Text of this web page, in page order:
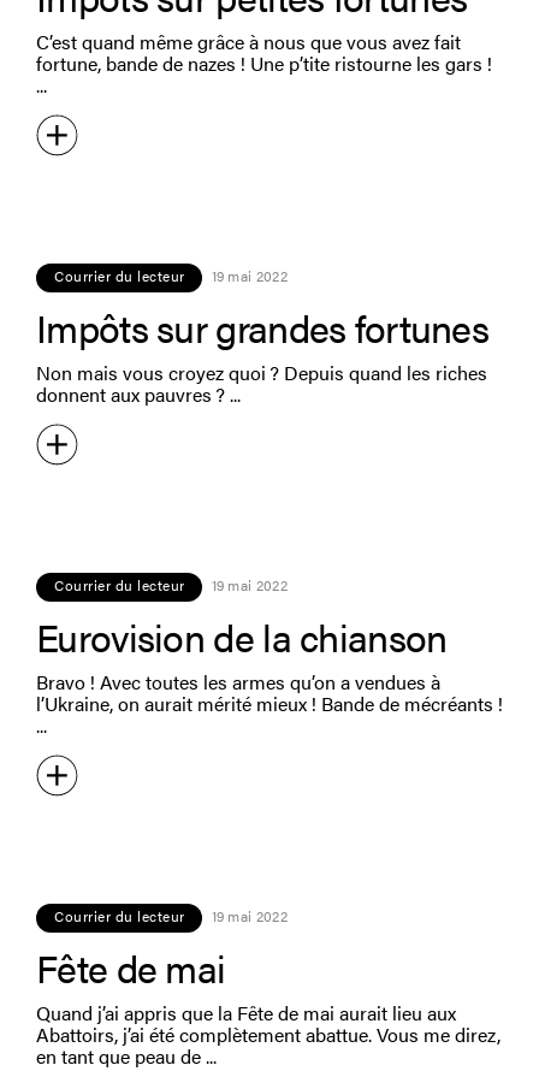
C’est quand même grâce à nous que vous avez fait
fortune, bande de nazes ! Une p’tite ristourne les gars !
Courrier du lecteur 19 mai 2022
Impôts sur grandes fortunes
Non mais vous croyez quoi ? Depuis quand les riches
donnent aux pauvres ?
Courrier du lecteur 19 mai 2022
Eurovision de la chianson
Bravo ! Avec toutes les armes qu’on a vendues à
l’Ukraine, on aurait mérité mieux ! Bande de mécréants !
Courrier du lecteur 19 mai 2022
Fête de mai
Quand j’ai appris que la Fête de mai aurait lieu aux
Abattoirs, j’ai été complètement abattue. Vous me direz,
en tant que peau de